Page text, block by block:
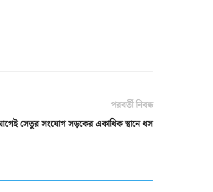
পরবর্তী নিবন্ধ
সেতুর সংযোগ সড়কের একাধিক স্থানে ধস